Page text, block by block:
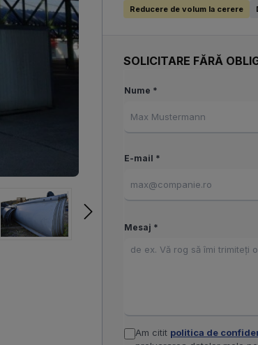
Reducere de volum la cerere
SOLICITARE FĂRĂ
Nume *
E-mail *
Mesaj *
Am citit politica de